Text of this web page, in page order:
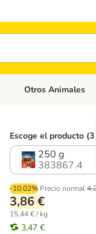
Gatos
Menú de categoria
Otros Animales
Escoge el producto (3
250 g
383867.4
-10.02% Precio normal
3,86 €
15,44 € / kg
3,47 €